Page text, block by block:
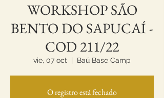
WORKSHOP SÃO
BENTO DO SAPUCAÍ -
COD 211/22
vie, 07 oct
  |
Baú Base Camp
O registro está fechado